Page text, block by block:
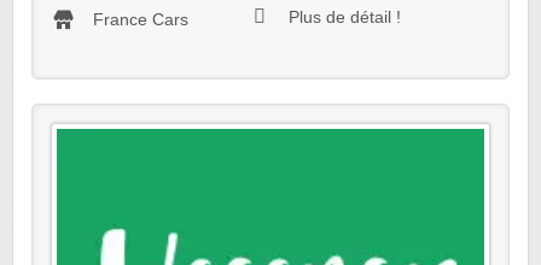
France Cars Plus de détail !